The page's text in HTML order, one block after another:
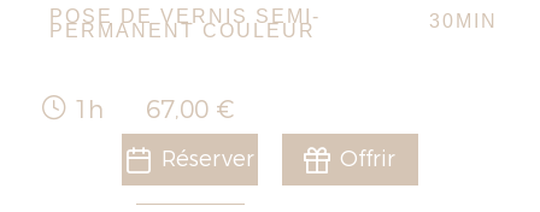
POSE DE VERNIS SEMI-
PERMANENT COULEUR 30MIN
1h 67,00 €
Réserver Offrir